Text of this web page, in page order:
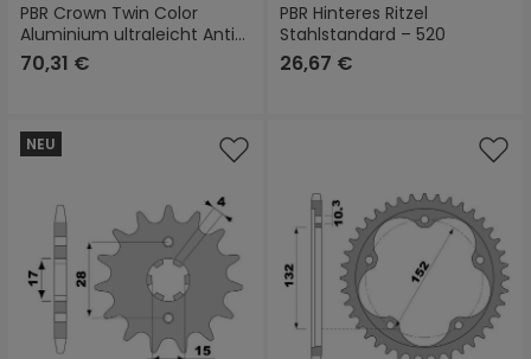
PBR Crown Twin Color
Aluminium ultraleicht Anti-
Schlamm hart eloxiert 270
- 520
70,31 €
PBR Hinteres Ritzel
Stahlstandard – 520
26,67 €
NEU